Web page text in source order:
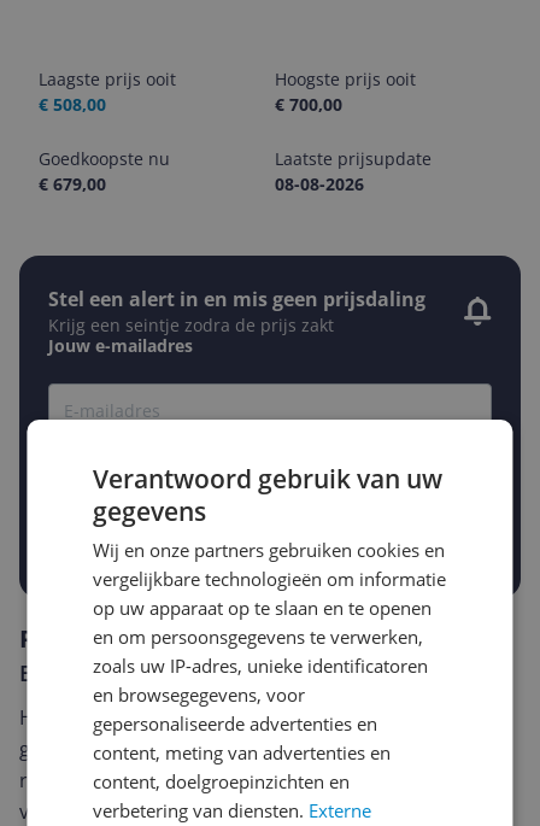
Laagste prijs ooit
€ 508,00
Hoogste prijs ooit
€ 700,00
Goedkoopste nu
€ 679,00
Laatste prijsupdate
08-08-2026
Stel een alert in en mis geen prijsdaling
Krijg een seintje zodra de prijs zakt
Jouw e-mailadres
-10% -15%
€
Prijsalert aanzetten
Reviews
Er zijn nog geen reviews geschreven
Heb jij dit product in bezit en wil je graag je mening
geven? Start dan hieronder met het schrijven van je
review. Afhankelijk van de details duurt het schrijven
van een review gemiddeld tussen de 3 en 10 minuten.
Verantwoord gebruik van uw
gegevens
Wij en onze partners gebruiken cookies en
vergelijkbare technologieën om informatie
op uw apparaat op te slaan en te openen
en om persoonsgegevens te verwerken,
zoals uw IP-adres, unieke identificatoren
en browsegegevens, voor
gepersonaliseerde advertenties en
content, meting van advertenties en
content, doelgroepinzichten en
verbetering van diensten. Externe